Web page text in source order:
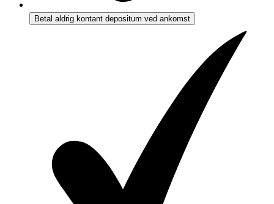
Betal aldrig kontant depositum ved ankomst